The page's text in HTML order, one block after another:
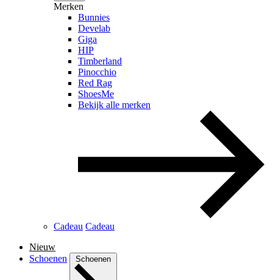
Merken
Bunnies
Develab
Giga
HIP
Timberland
Pinocchio
Red Rag
ShoesMe
Bekijk alle merken
Cadeau Cadeau
Nieuw
Schoenen
Schoenen